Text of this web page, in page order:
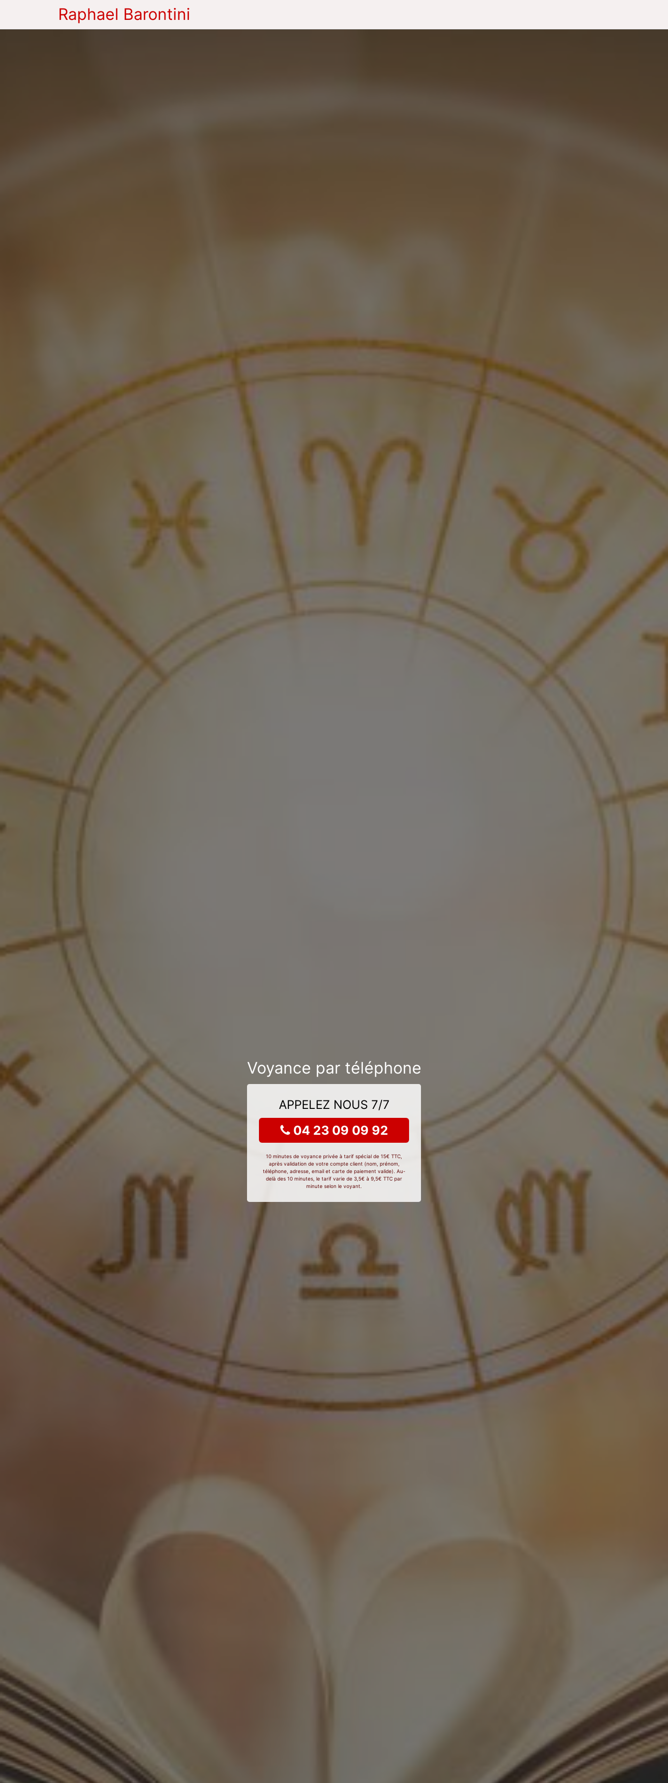
Raphael Barontini
Voyance par téléphone
APPELEZ NOUS 7/7
04 23 09 09 92
10 minutes de voyance privée à tarif spécial de 15€ TTC,
après validation de votre compte client (nom, prénom,
téléphone, adresse, email et carte de paiement valide). Au-
delà des 10 minutes, le tarif varie de 3,5€ à 9,5€ TTC par
minute selon le voyant.